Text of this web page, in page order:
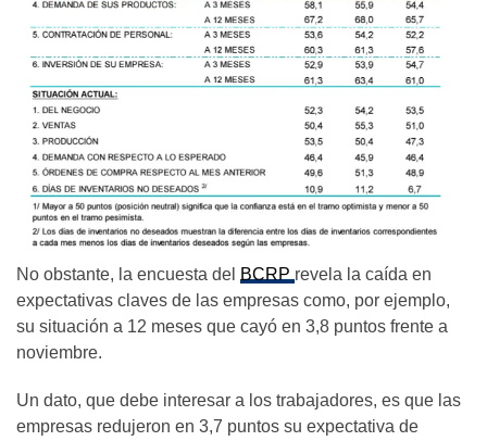
No obstante, la encuesta del BCRP revela la caída en
expectativas claves de las empresas como, por ejemplo,
su situación a 12 meses que cayó en 3,8 puntos frente a
noviembre.
Un dato, que debe interesar a los trabajadores, es que las
empresas redujeron en 3,7 puntos su expectativa de